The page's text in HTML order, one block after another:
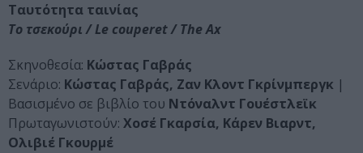
Ταυτότητα ταινίας
Το τσεκούρι / Le couperet / The Ax
Σκηνοθεσία: Κώστας Γαβράς
Σενάριο: Κώστας Γαβράς, Ζαν Κλοντ Γκρίνμπεργκ |
Βασισμένο σε βιβλίο του Ντόναλντ Γουέστλεϊκ
Πρωταγωνιστούν: Χοσέ Γκαρσία, Κάρεν Βιαρντ,
Ολιβιέ Γκουρμέ